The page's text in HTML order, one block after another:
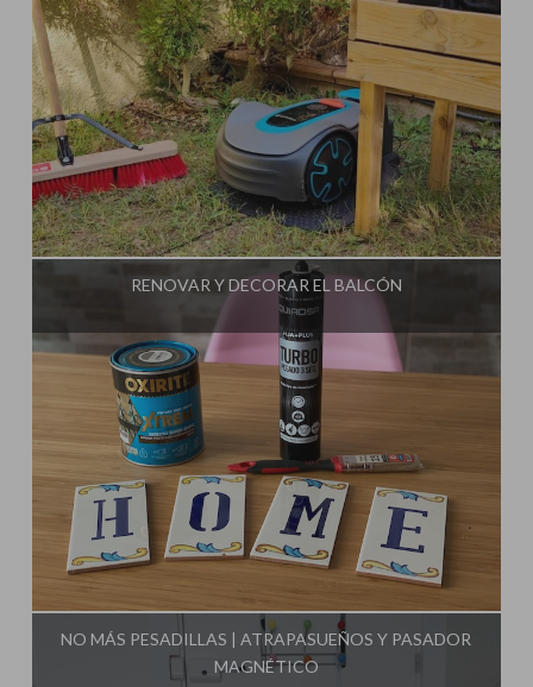
Influencer:Mami Crafter
RENOVAR Y DECORAR EL BALCÓN
NO MÁS PESADILLAS | ATRAPASUEÑOS Y PASADOR
MAGNÉTICO